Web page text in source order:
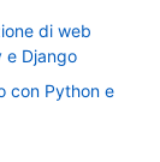
di web
e Django
con Python e